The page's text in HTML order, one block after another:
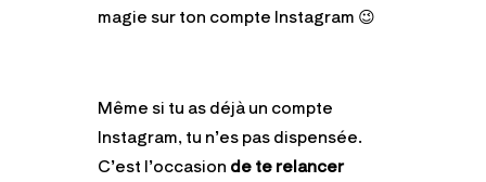
magie sur ton compte Instagram 😉
Même si tu as déjà un compte
Instagram, tu n’es pas dispensée.
C’est l’occasion de te relancer